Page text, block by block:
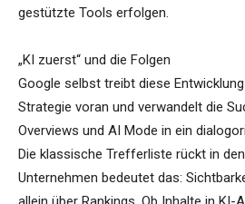
gestützte Tools erfolgen.
„KI zuerst“ und die Folgen
Google selbst treibt diese
Strategie voran und verwandelt die
Overviews und AI Mode in ein
Die klassische Trefferliste rückt in
Unternehmen bedeutet das: